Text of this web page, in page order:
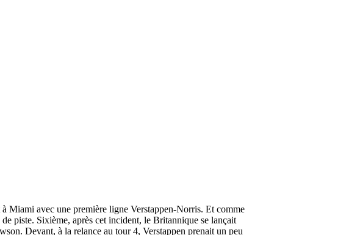
Miami avec une première ligne Verstappen-Norris. Et comme
piste. Sixième, après cet incident, le Britannique se lançait
Devant, à la relance au tour 4, Verstappen prenait un peu